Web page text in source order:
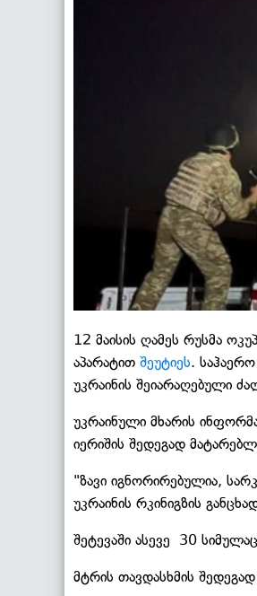
12 მაისის ღამეს რუსმა
აპარატით შეუტიეს.
უკრაინის შეიარაღებული
უკრაინული მხარის
იერიშის შედეგად
"ზავი იგნორირებულია,
უკრაინის რკინიგზის
შეტევაში ასევე 30
მტრის თავდასხმის